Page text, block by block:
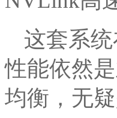
这套系
性能依然
均衡，无